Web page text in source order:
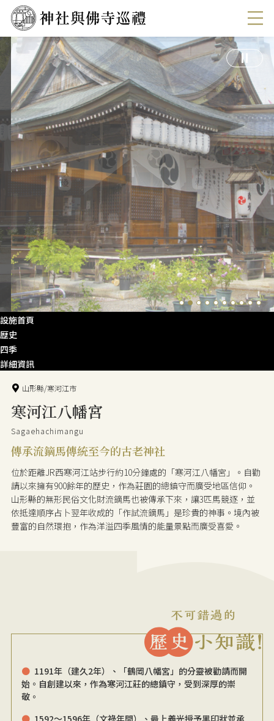
設施首頁
歴史
四季
詳細資訊
山形縣/寒河江市
寒河江八幡宮
Sagaehachimangu
傳承流鏑馬傳統至今的古老神社
位於距離JR西寒河江站步行約10分鐘處的「寒河江八幡宮」。自勸
請以來擁有900餘年的歷史，作為莊園的總鎮守而廣受地區信仰。
山形縣的無形民俗文化財流鏑馬也被傳承下來，讓3匹馬競逐，並
依抵達順序占卜翌年收成的「作試流鏑馬」是珍貴的神事。境內被
豐富的自然環抱，作為洋溢四季風情的能量景點而廣受喜愛。
1191年（建久2年）、「鶴岡八幡宮」的分靈被勸請而開
始。自創建以來，作為寒河江莊的總鎮守，受到深厚的崇
敬。
1592～1596年（文祿年間）、最上義光授予黑印狀並承